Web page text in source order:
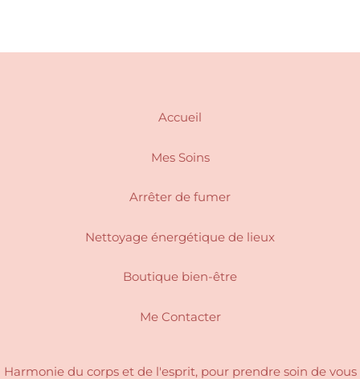
Accueil
Mes Soins
Arrêter de fumer
Nettoyage énergétique de lieux
Boutique bien-être
Me Contacter
Harmonie du corps et de l'esprit, pourprendre soin de vous